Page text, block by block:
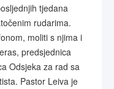
tjedana
rudarima.
moliti s njima i
predsjednica
Odsjeka za rad sa
Pastor Leiva je